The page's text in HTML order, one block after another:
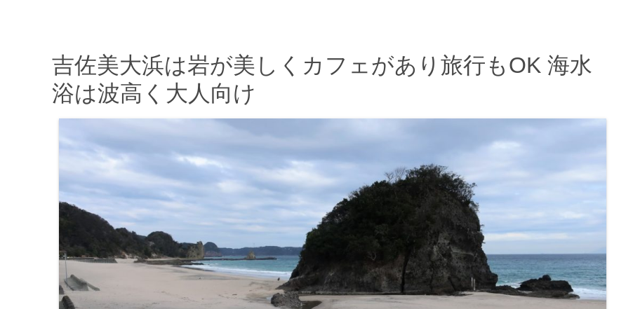
吉佐美大浜は岩が美しくカフェがあり旅行もOK 海水
浴は波高く大人向け